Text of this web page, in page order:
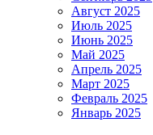
Август 2025
Июль 2025
Июнь 2025
Май 2025
Апрель 2025
Март 2025
Февраль 2025
Январь 2025